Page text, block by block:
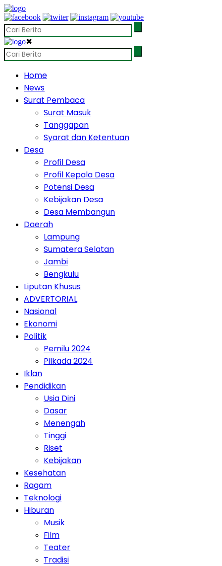
✖
Home
News
Surat Pembaca
Surat Masuk
Tanggapan
Syarat dan Ketentuan
Desa
Profil Desa
Profil Kepala Desa
Potensi Desa
Kebijakan Desa
Desa Membangun
Daerah
Lampung
Sumatera Selatan
Jambi
Bengkulu
Liputan Khusus
ADVERTORIAL
Nasional
Ekonomi
Politik
Pemilu 2024
Pilkada 2024
Iklan
Pendidikan
Usia Dini
Dasar
Menengah
Tinggi
Riset
Kebijakan
Kesehatan
Ragam
Teknologi
Hiburan
Musik
Film
Teater
Tradisi